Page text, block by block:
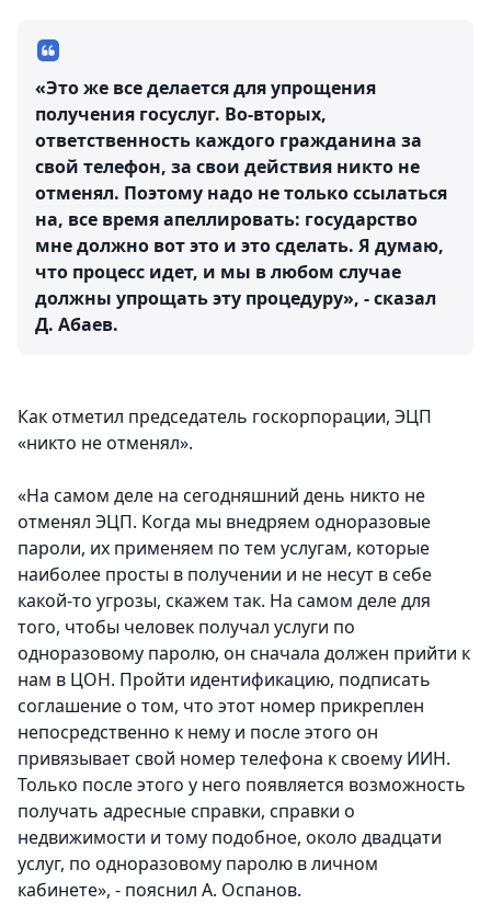
«Это же все делается для упрощения
получения госуслуг. Во-вторых,
ответственность каждого гражданина за
свой телефон, за свои действия никто не
отменял. Поэтому надо не только ссылаться
на, все время апеллировать: государство
мне должно вот это и это сделать. Я думаю,
что процесс идет, и мы в любом случае
должны упрощать эту процедуру», - сказал
Д. Абаев.
Как отметил председатель госкорпорации, ЭЦП
«никто не отменял».
«На самом деле на сегодняшний день никто не
отменял ЭЦП. Когда мы внедряем одноразовые
пароли, их применяем по тем услугам, которые
наиболее просты в получении и не несут в себе
какой-то угрозы, скажем так. На самом деле для
того, чтобы человек получал услуги по
одноразовому паролю, он сначала должен прийти к
нам в ЦОН. Пройти идентификацию, подписать
соглашение о том, что этот номер прикреплен
непосредственно к нему и после этого он
привязывает свой номер телефона к своему ИИН.
Только после этого у него появляется возможность
получать адресные справки, справки о
недвижимости и тому подобное, около двадцати
услуг, по одноразовому паролю в личном
кабинете», - пояснил А. Оспанов.